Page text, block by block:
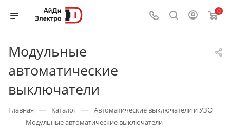
0
Модульные
автоматические
выключатели
Главная — Каталог — Автоматические выключатели и УЗО
— Модульные автоматические выключатели